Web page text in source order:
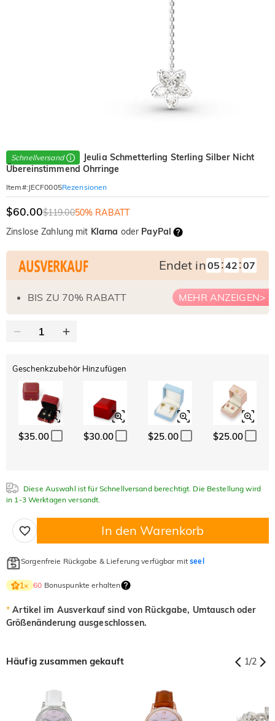
Schnellversand
Jeulia Schmetterling Sterling Silber Nicht
Übereinstimmend Ohrringe
Item#: JECF0005Rezensionen
$60.00$119.0050% RABATT
Zinslose Zahlung mit Klarna oder PayPal
Endet in05 :42 :05
BIS ZU 70% RABATT MEHR ANZEIGEN>
Geschenkzubehör Hinzufügen
$35.00 $30.00 $25.00 $25.00
Diese Auswahl ist für Schnellversand berechtigt. Die Bestellung wird
in 1-3 Werktagen versandt.
In den Warenkorb
Sorgenfreie Rückgabe & Lieferung verfügbar mitseel
1× 60 Bonuspunkte erhalten
* Artikel im Ausverkauf sind von Rückgabe, Umtausch oder
Größenänderung ausgeschlossen.
Häufig zusammen gekauft 1/2